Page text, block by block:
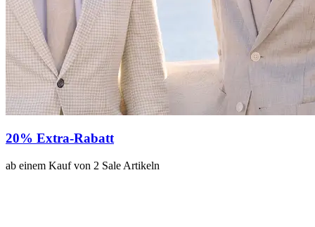
20% Extra-Rabatt
ab einem Kauf von 2 Sale Artikeln